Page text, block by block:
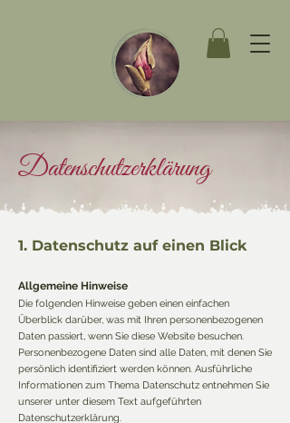
Datenschutzerklärung
1. Datenschutz auf einen Blick
Allgemeine Hinweise
Die folgenden Hinweise geben einen einfachen
Überblick darüber, was mit Ihren personenbezogenen
Daten passiert, wenn Sie diese Website besuchen.
Personenbezogene Daten sind alle Daten, mit denen Sie
persönlich identifiziert werden können. Ausführliche
Informationen zum Thema Datenschutz entnehmen Sie
unserer unter diesem Text aufgeführten
Datenschutzerklärung.